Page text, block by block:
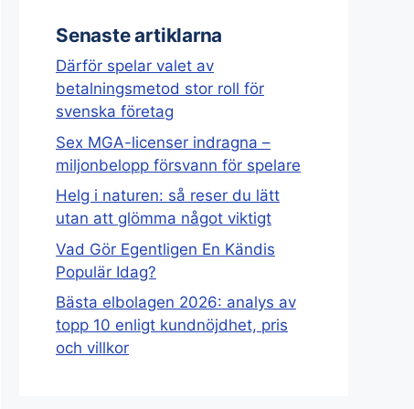
Senaste artiklarna
Därför spelar valet av
betalningsmetod stor roll för
svenska företag
Sex MGA-licenser indragna –
miljonbelopp försvann för spelare
Helg i naturen: så reser du lätt
utan att glömma något viktigt
Vad Gör Egentligen En Kändis
Populär Idag?
Bästa elbolagen 2026: analys av
topp 10 enligt kundnöjdhet, pris
och villkor